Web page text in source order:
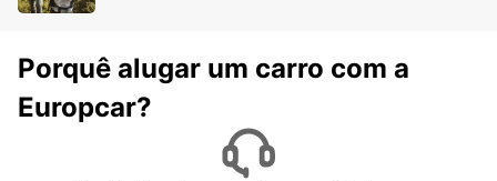
Porquê alugar um carro com a
Europcar?